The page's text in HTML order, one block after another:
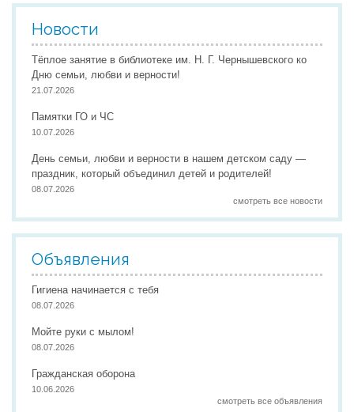
Новости
Тёплое занятие в библиотеке им. Н. Г. Чернышевского ко
Дню семьи, любви и верности!
21.07.2026
Памятки ГО и ЧС
10.07.2026
День семьи, любви и верности в нашем детском саду —
праздник, который объединил детей и родителей!
08.07.2026
смотреть все новости
Объявления
Гигиена начинается с тебя
08.07.2026
Мойте руки с мылом!
08.07.2026
Гражданская оборона
10.06.2026
смотреть все объявления